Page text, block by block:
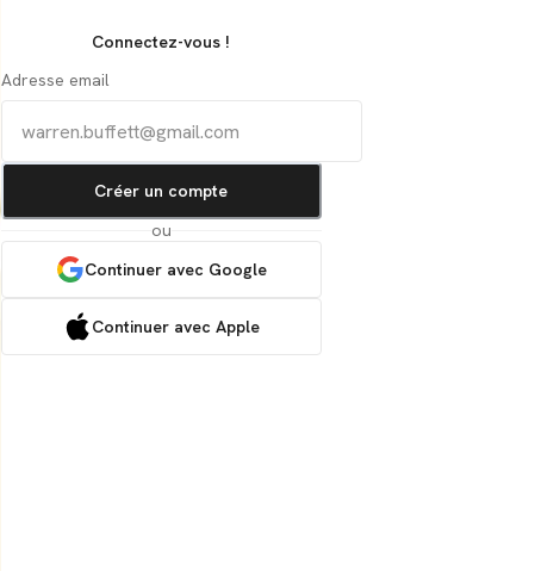
Connectez-vous !
Adresse email
Créer un compte
ou
Continuer avec Google
Continuer avec Apple